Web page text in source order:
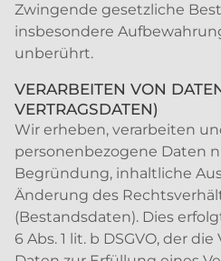
Zwingende gesetzliche
insbesondere
unberührt.
VERARBEITEN VON
VERTRAGSDATEN)
Wir erheben, verarbeiten
personenbezogene Daten
Begründung, inhaltliche
Änderung des
(Bestandsdaten). Dies
6 Abs. 1 lit. b DSGVO, der